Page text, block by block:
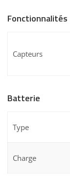
Fonctionnalités
Capteurs
Batterie
Type
Charge